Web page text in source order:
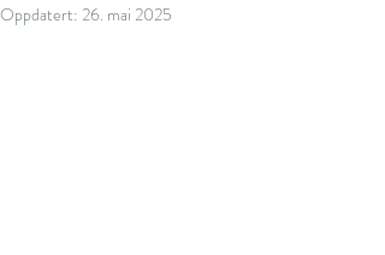
Oppdatert: 26. mai 2025